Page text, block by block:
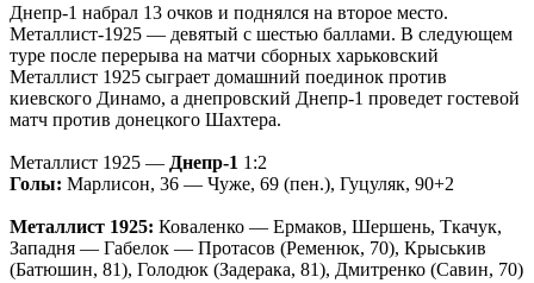
Днепр-1 набрал 13 очков и поднялся на второе место.
Металлист-1925 — девятый с шестью баллами. В следующем
туре после перерыва на матчи сборных харьковский
Металлист 1925 сыграет домашний поединок против
киевского Динамо, а днепровский Днепр-1 проведет гостевой
матч против донецкого Шахтера.
Металлист 1925 — Днепр-1 1:2
Голы: Марлисон, 36 — Чуже, 69 (пен.), Гуцуляк, 90+2
Металлист 1925: Коваленко — Ермаков, Шершень, Ткачук,
Западня — Габелок — Протасов (Ременюк, 70), Крыськив
(Батюшин, 81), Голодюк (Задерака, 81), Дмитренко (Савин, 70)